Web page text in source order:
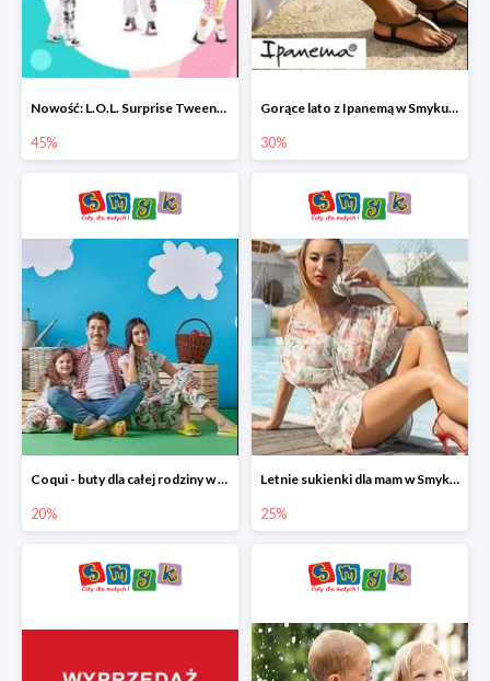
Nowość: L.O.L. Surprise Tweens Doll w Smyku do -45%
45%
Gorące lato z Ipanemą w Smyku do -30%
30%
Coqui - buty dla całej rodziny w Smyku do -20%
20%
Letnie sukienki dla mam w Smyku do -25%
25%